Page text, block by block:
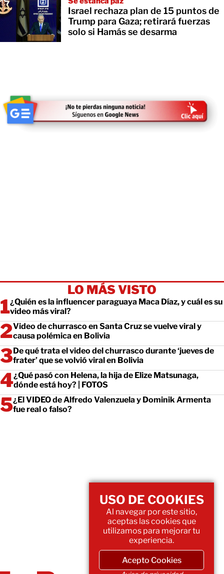
Israel rechaza plan de 15 puntos de
Trump para Gaza; retirará fuerzas
solo si Hamás se desarma
LO MÁS VISTO
¿Quién es la influencer paraguaya Maca Díaz, y cuál es su
video más viral?
Video de churrasco en Santa Cruz se vuelve viral y
causa polémica en Bolivia
De qué trata el video del churrasco durante ‘jueves de
frater’ que se volvió viral en Bolivia
¿Qué pasó con Helena, la hija de Elize Matsunaga,
dónde está hoy? | FOTOS
¿El VIDEO de Alfredo Valenzuela y Dominik Armenta
fue real o falso?
USO DE COOKIES
Al navegar por este sitio,
aceptas las cookies que
utilizamos para mejorar tu
experiencia.
Acepto Cookies